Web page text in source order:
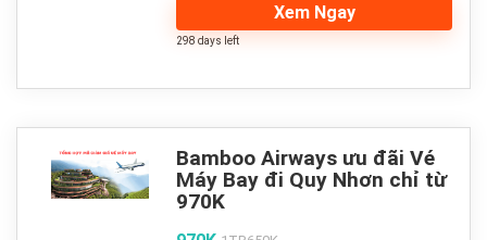
Xem Ngay
298 days left
Bamboo Airways ưu đãi Vé
Máy Bay đi Quy Nhơn chỉ từ
970K